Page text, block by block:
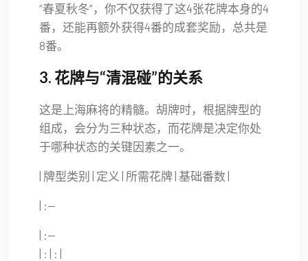
“春夏秋冬”，你不仅获得了这4张花牌本身的4
番，还能再额外获得4番的成套奖励，总共是
8番。
3. 花牌与“清混碰”的关系
这是上海麻将的精髓。胡牌时，根据牌型的
组成，会分为三种状态，而花牌是决定你处
于哪种状态的关键因素之一。
| 牌型类别 | 定义 | 所需花牌 | 基础番数 |
| :--
| :--
| : | : |